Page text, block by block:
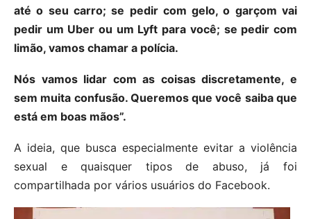
até o seu carro; se pedir com gelo, o garçom vai
pedir um Uber ou um Lyft para você; se pedir com
limão, vamos chamar a polícia.
Nós vamos lidar com as coisas discretamente, e
sem muita confusão. Queremos que você saiba que
está em boas mãos”.
A ideia, que busca especialmente evitar a violência
sexual e quaisquer tipos de abuso, já foi
compartilhada por vários usuários do Facebook.